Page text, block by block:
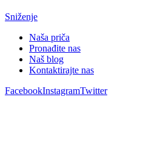
Sniženje
Naša priča
Pronađite nas
Naš blog
Kontaktirajte nas
FacebookInstagramTwitter